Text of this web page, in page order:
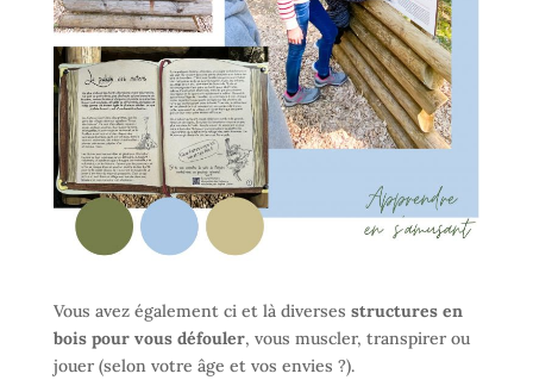
Vous avez également ci et là diverses structures en
bois pour vous défouler, vous muscler, transpirer ou
jouer (selon votre âge et vos envies ?).